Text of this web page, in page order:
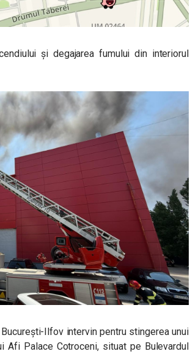
și degajarea fumului din interiorul
Ilfov intervin pentru stingerea unui
Afi Palace Cotroceni, situat pe Bulevardul